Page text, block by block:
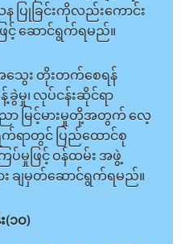
ပြုခြင်းကိုလည်းကောင်း
ြင့် ဆောင်ရွက်ရမည်။
သွေး တိုးတက်စေရန်
မှု၊ လုပ်ငန်းဆိုင်ရာ
ာ မြင့်မားမှုတို့အတွက် လေ့
က်ရာတွင် ပြည်ထောင်စု
မှုဖြင့် ဝန်ထမ်း အဖွဲ့
ချမှတ်ဆောင်ရွက်ရမည်။
(၁ဝ)